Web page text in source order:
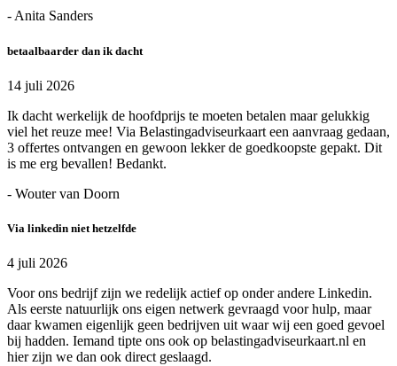
- Anita Sanders
betaalbaarder dan ik dacht
14 juli 2026
Ik dacht werkelijk de hoofdprijs te moeten betalen maar gelukkig
viel het reuze mee! Via Belastingadviseurkaart een aanvraag gedaan,
3 offertes ontvangen en gewoon lekker de goedkoopste gepakt. Dit
is me erg bevallen! Bedankt.
- Wouter van Doorn
Via linkedin niet hetzelfde
4 juli 2026
Voor ons bedrijf zijn we redelijk actief op onder andere Linkedin.
Als eerste natuurlijk ons eigen netwerk gevraagd voor hulp, maar
daar kwamen eigenlijk geen bedrijven uit waar wij een goed gevoel
bij hadden. Iemand tipte ons ook op belastingadviseurkaart.nl en
hier zijn we dan ook direct geslaagd.